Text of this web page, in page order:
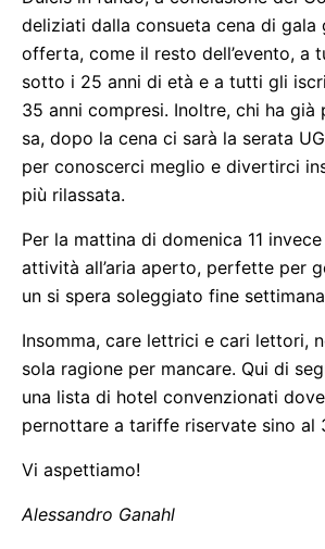
deliziati dalla consueta cena di gala
offerta, come il resto dell’evento, a
sotto i 25 anni di età e a tutti gli
35 anni compresi. Inoltre, chi ha
sa, dopo la cena ci sarà la serata
per conoscerci meglio e divertirci
più rilassata.
Per la mattina di domenica 11
attività all’aria aperto, perfette per
un si spera soleggiato fine
Insomma, care lettrici e cari lettori,
sola ragione per mancare. Qui di
una lista di hotel convenzionati
pernottare a tariffe riservate sino al
Vi aspettiamo!
Alessandro Ganahl